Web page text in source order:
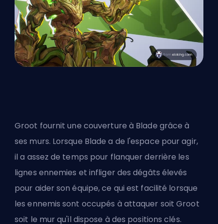
Groot fournit une couverture à Blade grâce à
ses murs. Lorsque Blade a de l'espace pour agir,
il a assez de temps pour flanquer derrière les
lignes ennemies et infliger des dégâts élevés
pour aider son équipe, ce qui est facilité lorsque
les ennemis sont occupés à attaquer soit Groot
soit le mur qu'il dispose à des positions clés.